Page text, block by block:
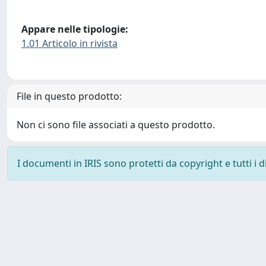
Appare nelle tipologie:
1.01 Articolo in rivista
File in questo prodotto:
Non ci sono file associati a questo prodotto.
I documenti in IRIS sono protetti da copyright e tutti i